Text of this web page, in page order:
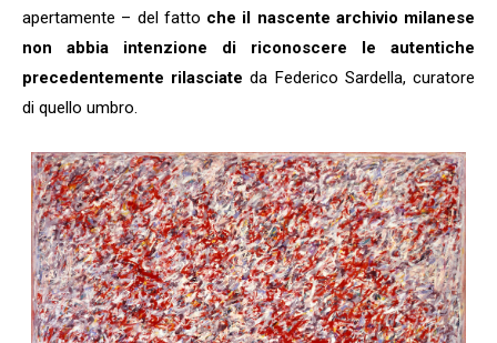
apertamente – del fatto che il nascente archivio milanese
non abbia intenzione di riconoscere le autentiche
precedentemente rilasciate da Federico Sardella, curatore
di quello umbro.